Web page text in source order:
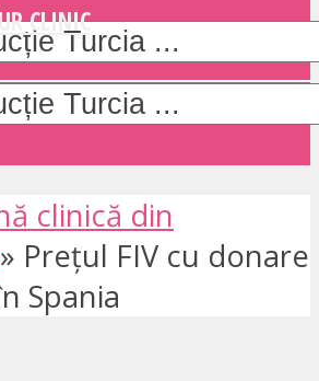
CLINIC
clinică din
» Prețul FIV cu donare
Spania